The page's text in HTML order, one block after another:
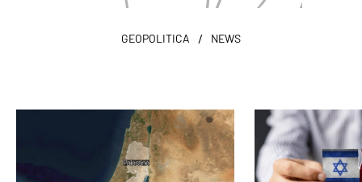
GEOPOLITICA / NEWS